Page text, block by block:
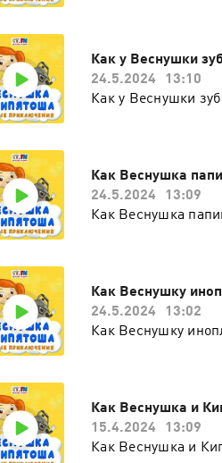
Как у Веснушки
24.5.2024
13:10
Как у Веснушки
Как Веснушка
24.5.2024
13:09
Как Веснушка
Как Веснушку
24.5.2024
13:02
Как Веснушку
Как Веснушка и
15.4.2024
13:09
Как Веснушка и